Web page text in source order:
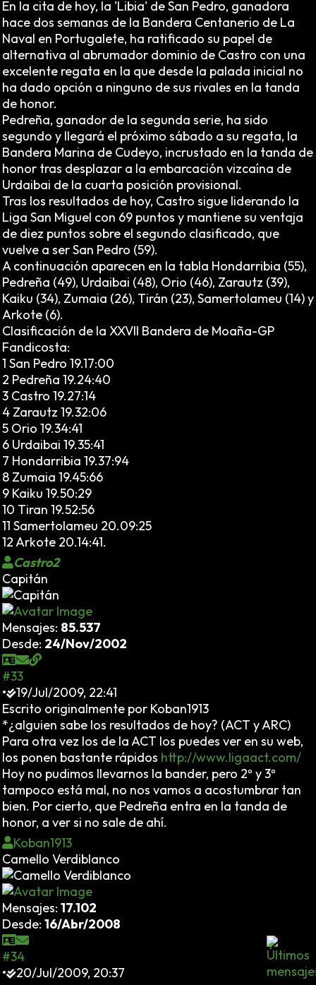
En la cita de hoy, la 'Libia' de San Pedro, ganadora
hace dos semanas de la Bandera Centanerio de La
Naval en Portugalete, ha ratificado su papel de
alternativa al abrumador dominio de Castro con una
excelente regata en la que desde la palada inicial no
ha dado opción a ninguno de sus rivales en la tanda
de honor.
Pedreña, ganador de la segunda serie, ha sido
segundo y llegará el próximo sábado a su regata, la
Bandera Marina de Cudeyo, incrustado en la tanda de
honor tras desplazar a la embarcación vizcaína de
Urdaibai de la cuarta posición provisional.
Tras los resultados de hoy, Castro sigue liderando la
Liga San Miguel con 69 puntos y mantiene su ventaja
de diez puntos sobre el segundo clasificado, que
vuelve a ser San Pedro (59).
A continuación aparecen en la tabla Hondarribia (55),
Pedreña (49), Urdaibai (48), Orio (46), Zarautz (39),
Kaiku (34), Zumaia (26), Tirán (23), Samertolameu (14) y
Arkote (6).
Clasificación de la XXVII Bandera de Moaña-GP
Fandicosta:
1 San Pedro 19.17:00
2 Pedreña 19.24:40
3 Castro 19.27:14
4 Zarautz 19.32:06
5 Orio 19.34:41
6 Urdaibai 19.35:41
7 Hondarribia 19.37:94
8 Zumaia 19.45:66
9 Kaiku 19.50:29
10 Tiran 19.52:56
11 Samertolameu 20.09:25
12 Arkote 20.14:41.
Castro2
Capitán
Mensajes: 85.537
Desde: 24/Nov/2002
#33
•
19/Jul/2009, 22:41
Escrito originalmente por Koban1913
*¿alguien sabe los resultados de hoy? (ACT y ARC)
Para otra vez los de la ACT los puedes ver en su web,
los ponen bastante rápidos http://www.ligaact.com/
Hoy no pudimos llevarnos la bander, pero 2º y 3º
tampoco está mal, no nos vamos a acostumbrar tan
bien. Por cierto, que Pedreña entra en la tanda de
honor, a ver si no sale de ahí.
Koban1913
Camello Verdiblanco
Mensajes: 17.102
Desde: 16/Abr/2008
#34
•
20/Jul/2009, 20:37